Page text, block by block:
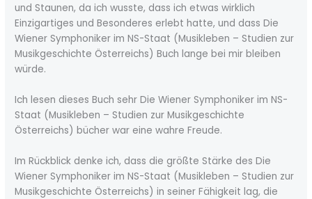
und Staunen, da ich wusste, dass ich etwas wirklich
Einzigartiges und Besonderes erlebt hatte, und dass Die
Wiener Symphoniker im NS-Staat (Musikleben – Studien zur
Musikgeschichte Österreichs) Buch lange bei mir bleiben
würde.
Ich lesen dieses Buch sehr Die Wiener Symphoniker im NS-
Staat (Musikleben – Studien zur Musikgeschichte
Österreichs) bücher war eine wahre Freude.
Im Rückblick denke ich, dass die größte Stärke des Die
Wiener Symphoniker im NS-Staat (Musikleben – Studien zur
Musikgeschichte Österreichs) in seiner Fähigkeit lag, die